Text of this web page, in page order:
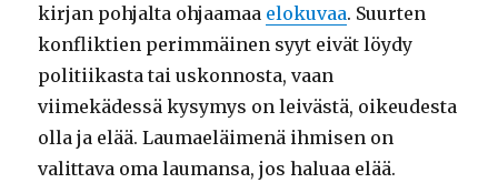
kirjan pohjalta ohjaamaa elokuvaa. Suurten
konfliktien perimmäinen syyt eivät löydy
politiikasta tai uskonnosta, vaan
viimekädessä kysymys on leivästä, oikeudesta
olla ja elää. Laumaeläimenä ihmisen on
valittava oma laumansa, jos haluaa elää.